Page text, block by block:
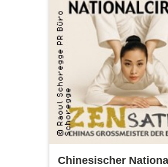
Chinesischer